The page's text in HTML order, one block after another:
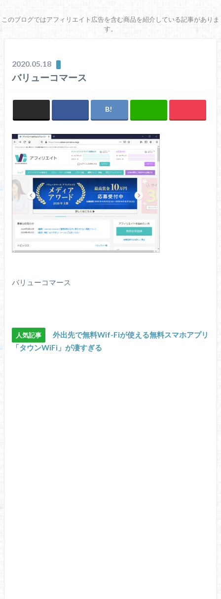
このブログではアフィリエイト広告を含む商品を紹介している記事がありま
す。
2020.05.18
バリューコマース
バリューコマース
人気記事
外出先で無料Wif-Fiが使える無料スマホアプリ
「タウンWiFi」が凄すぎる